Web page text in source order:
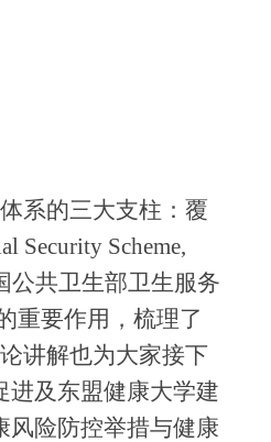
系的三大支柱：覆
Security Scheme,
公共卫生部卫生服务
重要作用 ， 梳理了
讲解也为大家接下
进及东盟健康大学建
风险防控举措与健康